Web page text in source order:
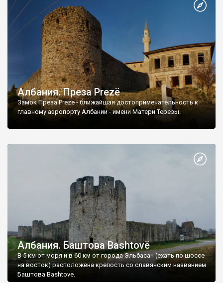
Албания. Преза Prezё
Замок Преза Preze - ближайшая достопримечательность к
главному аэропорту Албании - имени Матери Терезы.
Албания. Баштова Bashtovё
В 5 км от моря и в 60 км от города Эльбасан (ехать по шоссе
на восток) расположена крепость со славянским названием
Баштова Bashtove.